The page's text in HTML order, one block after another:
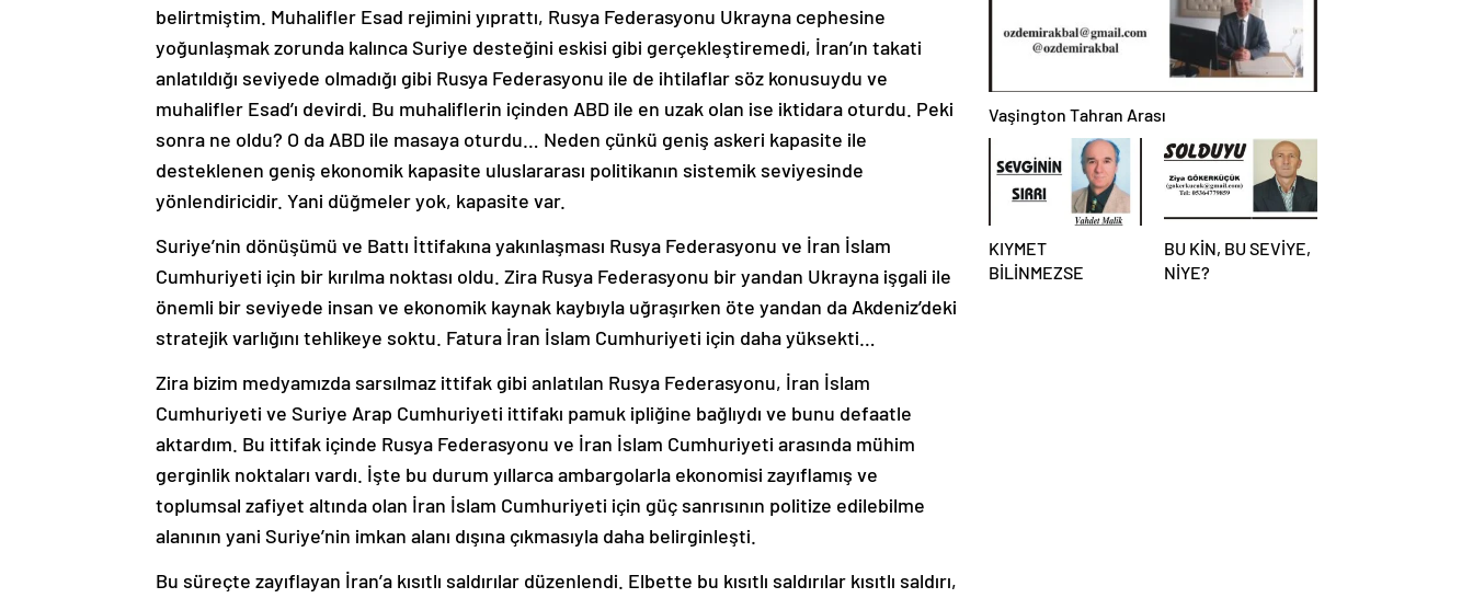
belirtmiştim. Muhalifler Esad rejimini yıprattı, Rusya Federasyonu Ukrayna cephesine
yoğunlaşmak zorunda kalınca Suriye desteğini eskisi gibi gerçekleştiremedi, İran’ın takati
anlatıldığı seviyede olmadığı gibi Rusya Federasyonu ile de ihtilaflar söz konusuydu ve
muhalifler Esad’ı devirdi. Bu muhaliflerin içinden ABD ile en uzak olan ise iktidara oturdu. Peki
sonra ne oldu? O da ABD ile masaya oturdu… Neden çünkü geniş askeri kapasite ile
desteklenen geniş ekonomik kapasite uluslararası politikanın sistemik seviyesinde
yönlendiricidir. Yani düğmeler yok, kapasite var.
Suriye’nin dönüşümü ve Battı İttifakına yakınlaşması Rusya Federasyonu ve İran İslam
Cumhuriyeti için bir kırılma noktası oldu. Zira Rusya Federasyonu bir yandan Ukrayna işgali ile
önemli bir seviyede insan ve ekonomik kaynak kaybıyla uğraşırken öte yandan da Akdeniz’deki
stratejik varlığını tehlikeye soktu. Fatura İran İslam Cumhuriyeti için daha yüksekti…
Zira bizim medyamızda sarsılmaz ittifak gibi anlatılan Rusya Federasyonu, İran İslam
Cumhuriyeti ve Suriye Arap Cumhuriyeti ittifakı pamuk ipliğine bağlıydı ve bunu defaatle
aktardım. Bu ittifak içinde Rusya Federasyonu ve İran İslam Cumhuriyeti arasında mühim
gerginlik noktaları vardı. İşte bu durum yıllarca ambargolarla ekonomisi zayıflamış ve
toplumsal zafiyet altında olan İran İslam Cumhuriyeti için güç sanrısının politize edilebilme
alanının yani Suriye’nin imkan alanı dışına çıkmasıyla daha belirginleşti.
Bu süreçte zayıflayan İran’a kısıtlı saldırılar düzenlendi. Elbette bu kısıtlı saldırılar kısıtlı saldırı,
Vaşington Tahran Arası
KIYMET
BİLİNMEZSE
BU KİN, BU SEVİYE,
NİYE?